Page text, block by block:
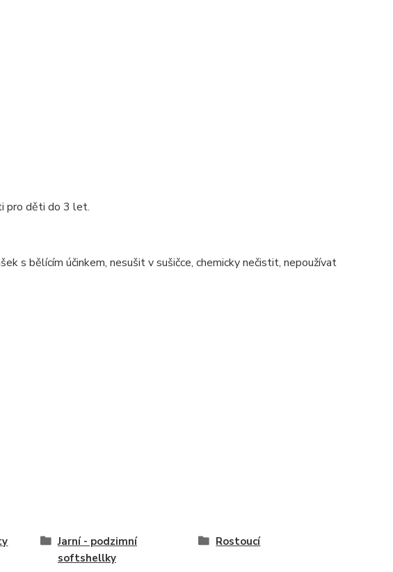
pro děti do 3 let.
s bělícím účinkem, nesušit v sušičce, chemicky nečistit, nepoužívat
Jarní - podzimní
softshellky
Rostoucí